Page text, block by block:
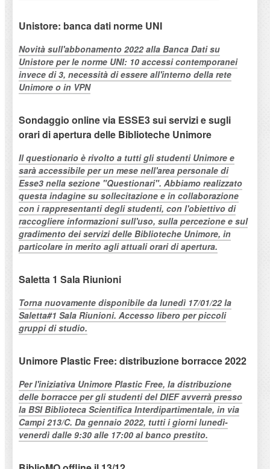
Unistore: banca dati norme UNI
Novità sull'abbonamento 2022 alla Banca Dati su
Unistore per le norme UNI: 10 accessi contemporanei
invece di 3, necessità di essere all'interno della rete
Unimore o in VPN
Sondaggio online via ESSE3 sui servizi e sugli
orari di apertura delle Biblioteche Unimore
Il questionario è rivolto a tutti gli studenti Unimore e
sarà accessibile per un mese nell'area personale di
Esse3 nella sezione "Questionari". Abbiamo realizzato
questa indagine su sollecitazione e in collaborazione
con i rappresentanti degli studenti, con l'obiettivo di
raccogliere informazioni sull'uso, sulla percezione e sul
gradimento dei servizi delle Biblioteche Unimore, in
particolare in merito agli attuali orari di apertura.
Saletta 1 Sala Riunioni
Torna nuovamente disponibile da lunedì 17/01/22 la
Saletta#1 Sala Riunioni. Accesso libero per piccoli
gruppi di studio.
Unimore Plastic Free: distribuzione borracce 2022
Per l'iniziativa Unimore Plastic Free, la distribuzione
delle borracce per gli studenti del DIEF avverrà presso
la BSI Biblioteca Scientifica Interdipartimentale, in via
Campi 213/C. Da gennaio 2022, tutti i giorni lunedì-
venerdì dalle 9:30 alle 17:00 al banco prestito.